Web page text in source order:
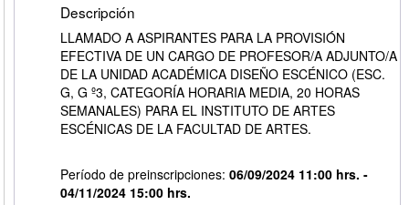
Descripción
LLAMADO A ASPIRANTES PARA LA PROVISIÓN
EFECTIVA DE UN CARGO DE PROFESOR/A ADJUNTO/A
DE LA UNIDAD ACADÉMICA DISEÑO ESCÉNICO (ESC.
G, G º3, CATEGORÍA HORARIA MEDIA, 20 HORAS
SEMANALES) PARA EL INSTITUTO DE ARTES
ESCÉNICAS DE LA FACULTAD DE ARTES.
Período de preinscripciones: 06/09/2024 11:00 hrs. -
04/11/2024 15:00 hrs.